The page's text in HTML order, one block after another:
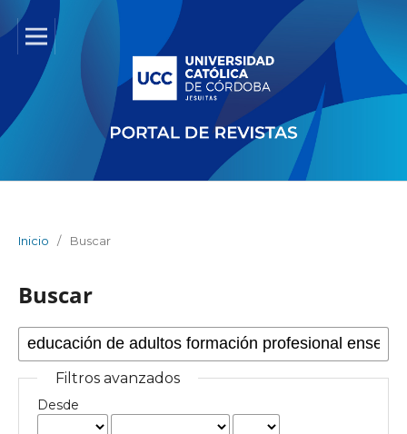
Inicio / Buscar
Buscar
Filtros avanzados
Desde